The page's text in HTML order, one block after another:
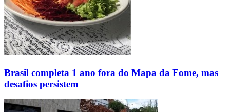
Brasil completa 1 ano fora do Mapa da Fome, mas
desafios persistem